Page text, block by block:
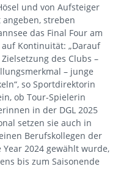
und von Aufsteiger
streben
das Final Four am
Kontinuität: „Darauf
des Clubs –
– junge
so Sportdirektorin
ob Tour-Spielerin
in der DGL 2025
setzen sie auch in
Berufskollegen der
Year 2024 gewählt wurde,
bis zum Saisonende